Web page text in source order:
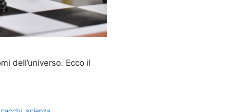
dell’universo. Ecco il